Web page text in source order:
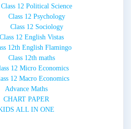
Class 12 Political Science
Class 12 Psychology
Class 12 Sociology
Class 12 English Vistas
12th English Flamingo
Class 12th maths
12 Micro Economics
12 Macro Economics
Advance Maths
CHART PAPER
ALL IN ONE